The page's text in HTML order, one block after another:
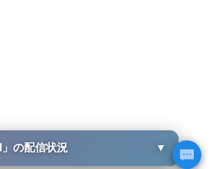
」の配信状況 ▼